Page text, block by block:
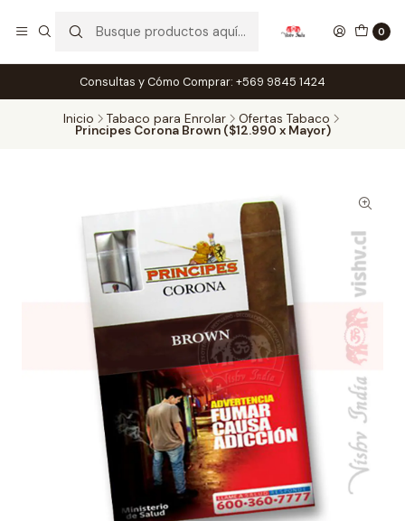
0
Consultas y Cómo Comprar: +569 9845 1424
Inicio Tabaco para Enrolar Ofertas Tabaco
Principes Corona Brown ($12.990 x Mayor)